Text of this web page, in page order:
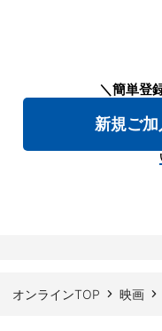
＼簡単登
新規ご
オンラインTOP 映画